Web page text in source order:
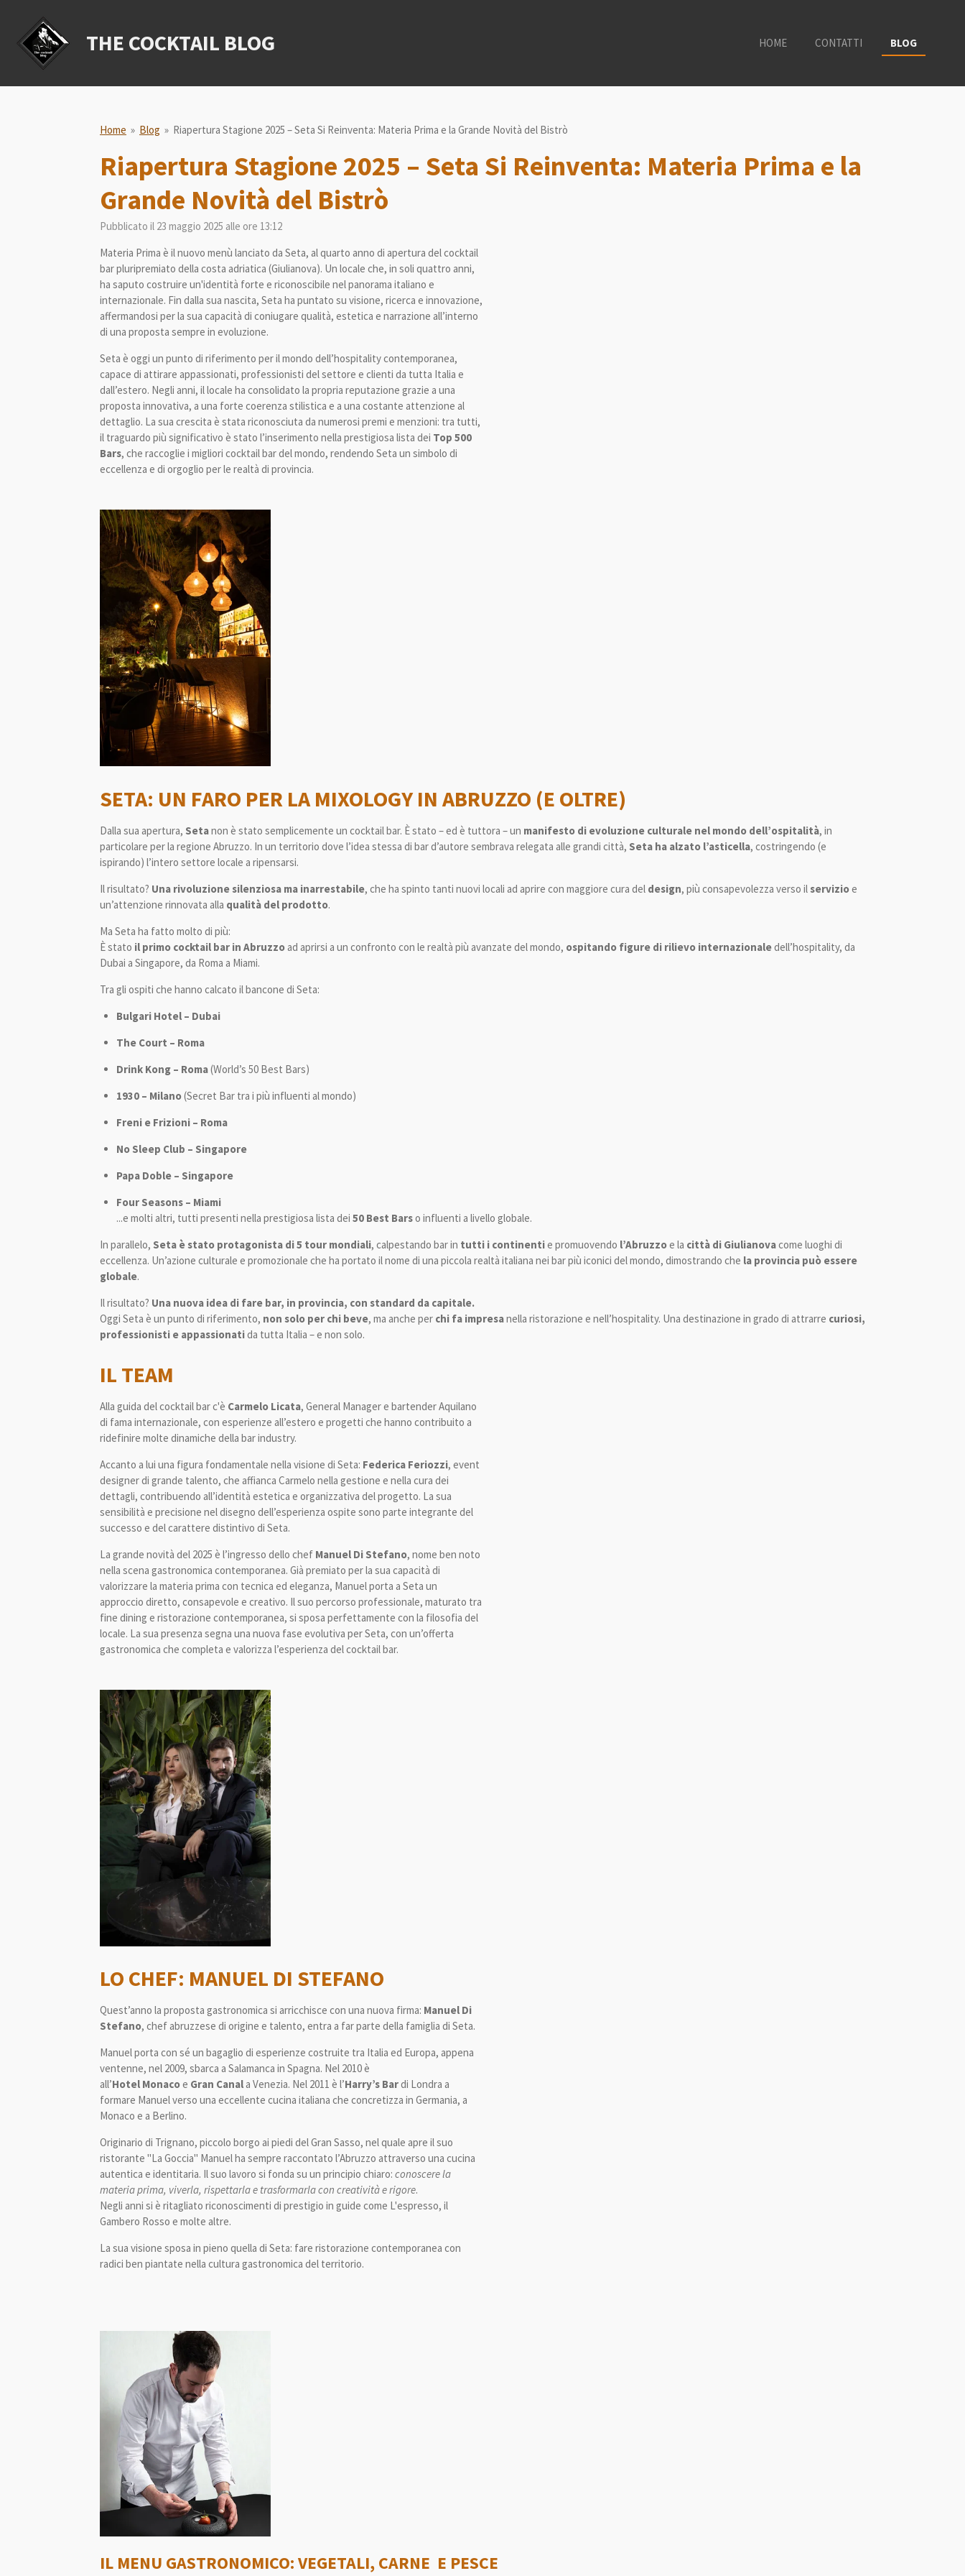
contenuto
principale
THE COCKTAIL BLOG HOME CONTATTI BLOG
Home » Blog » Riapertura Stagione 2025 – Seta Si Reinventa: Materia Prima e la Grande Novità del Bistrò
Riapertura Stagione 2025 – Seta Si Reinventa: Materia Prima e la
Grande Novità del Bistrò
Pubblicato il 23 maggio 2025 alle ore 13:12
Materia Prima è il nuovo menù lanciato da Seta, al quarto anno di apertura del cocktail
bar pluripremiato della costa adriatica (Giulianova). Un locale che, in soli quattro anni,
ha saputo costruire un'identità forte e riconoscibile nel panorama italiano e
internazionale. Fin dalla sua nascita, Seta ha puntato su visione, ricerca e innovazione,
affermandosi per la sua capacità di coniugare qualità, estetica e narrazione all’interno
di una proposta sempre in evoluzione.
Seta è oggi un punto di riferimento per il mondo dell’hospitality contemporanea,
capace di attirare appassionati, professionisti del settore e clienti da tutta Italia e
dall’estero. Negli anni, il locale ha consolidato la propria reputazione grazie a una
proposta innovativa, a una forte coerenza stilistica e a una costante attenzione al
dettaglio. La sua crescita è stata riconosciuta da numerosi premi e menzioni: tra tutti,
il traguardo più significativo è stato l’inserimento nella prestigiosa lista dei Top 500
Bars, che raccoglie i migliori cocktail bar del mondo, rendendo Seta un simbolo di
eccellenza e di orgoglio per le realtà di provincia.
SETA: UN FARO PER LA MIXOLOGY IN ABRUZZO (E OLTRE)
Dalla sua apertura, Setanon è stato semplicemente un cocktail bar. È stato – ed è tuttora – un manifesto di evoluzione culturale nel mondo dell’ospitalità, in
particolare per la regione Abruzzo. In un territorio dove l’idea stessa di bar d’autore sembrava relegata alle grandi città, Seta ha alzato l’asticella, costringendo (e
ispirando) l’intero settore locale a ripensarsi.
Il risultato? Una rivoluzione silenziosa ma inarrestabile, che ha spinto tanti nuovi locali ad aprire con maggiore cura del design, più consapevolezza verso il servizioe
un’attenzione rinnovata alla qualità del prodotto.
Ma Seta ha fatto molto di più:
È stato il primo cocktail bar in Abruzzo ad aprirsi a un confronto con le realtà più avanzate del mondo, ospitando figure di rilievo internazionaledell’hospitality, da
Dubai a Singapore, da Roma a Miami.
Tra gli ospiti che hanno calcato il bancone di Seta:
Bulgari Hotel – Dubai
The Court – Roma
Drink Kong – Roma(World’s 50 Best Bars)
1930 – Milano(Secret Bar tra i più influenti al mondo)
Freni e Frizioni – Roma
No Sleep Club – Singapore
Papa Doble – Singapore
Four Seasons – Miami
...e molti altri, tutti presenti nella prestigiosa lista dei 50 Best Barso influenti a livello globale.
In parallelo, Seta è stato protagonista di 5 tour mondiali, calpestando bar in tutti i continentie promuovendo l’Abruzzoe la città di Giulianovacome luoghi di
eccellenza. Un’azione culturale e promozionale che ha portato il nome di una piccola realtà italiana nei bar più iconici del mondo, dimostrando che la provincia può essere
globale.
Il risultato? Una nuova idea di fare bar, in provincia, con standard da capitale.
Oggi Seta è un punto di riferimento, non solo per chi beve, ma anche per chi fa impresanella ristorazione e nell’hospitality. Una destinazione in grado di attrarre curiosi,
professionisti e appassionatida tutta Italia – e non solo.
IL TEAM
Alla guida del cocktail bar c'è Carmelo Licata, General Manager e bartender Aquilano
di fama internazionale, con esperienze all’estero e progetti che hanno contribuito a
ridefinire molte dinamiche della bar industry.
Accanto a lui una figura fondamentale nella visione di Seta: Federica Feriozzi, event
designer di grande talento, che affianca Carmelo nella gestione e nella cura dei
dettagli, contribuendo all’identità estetica e organizzativa del progetto. La sua
sensibilità e precisione nel disegno dell’esperienza ospite sono parte integrante del
successo e del carattere distintivo di Seta.
La grande novità del 2025 è l’ingresso dello chef Manuel Di Stefano, nome ben noto
nella scena gastronomica contemporanea. Già premiato per la sua capacità di
valorizzare la materia prima con tecnica ed eleganza, Manuel porta a Seta un
approccio diretto, consapevole e creativo. Il suo percorso professionale, maturato tra
fine dining e ristorazione contemporanea, si sposa perfettamente con la filosofia del
locale. La sua presenza segna una nuova fase evolutiva per Seta, con un’offerta
gastronomica che completa e valorizza l’esperienza del cocktail bar.
LO CHEF: MANUEL DI STEFANO
Quest’anno la proposta gastronomica si arricchisce con una nuova firma: Manuel Di
Stefano, chef abruzzese di origine e talento, entra a far parte della famiglia di Seta.
Manuel porta con sé un bagaglio di esperienze costruite tra Italia ed Europa, appena
ventenne, nel 2009, sbarca a Salamanca in Spagna. Nel 2010 è
all’Hotel Monacoe Gran Canal a Venezia. Nel 2011 è l’Harry’s Bardi Londra a
formare Manuel verso una eccellente cucina italiana che concretizza in Germania, a
Monaco e a Berlino.
Originario di Trignano, piccolo borgo ai piedi del Gran Sasso, nel quale apre il suo
ristorante ''La Goccia'' Manuel ha sempre raccontato l’Abruzzo attraverso una cucina
autentica e identitaria. Il suo lavoro si fonda su un principio chiaro: conoscere la
materia prima, viverla, rispettarla e trasformarla con creatività e rigore.
Negli anni si è ritagliato riconoscimenti di prestigio in guide come L'espresso, il
Gambero Rosso e molte altre.
La sua visione sposa in pieno quella di Seta: fare ristorazione contemporanea con
radici ben piantate nella cultura gastronomica del territorio.
IL MENU GASTRONOMICO: VEGETALI, CARNE E PESCE